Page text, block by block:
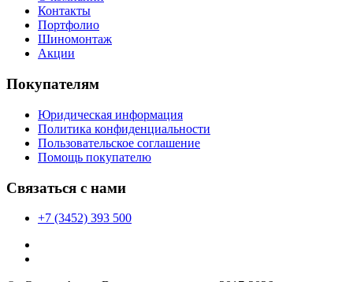
Контакты
Портфолио
Шиномонтаж
Акции
Покупателям
Юридическая информация
Политика конфиденциальности
Пользовательское соглашение
Помощь покупателю
Связаться с нами
+7 (3452) 393 500